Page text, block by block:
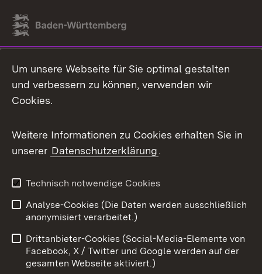
Link zum Landesportal
Um unsere Webseite für Sie optimal gestalten
und verbessern zu können, verwenden wir
Cookies.
Weitere Informationen zu Cookies erhalten Sie in
unserer Datenschutzerklärung.
Technisch notwendige Cookies
Analyse-Cookies (Die Daten werden ausschließlich
anonymisiert verarbeitet.)
Drittanbieter-Cookies (Social-Media-Elemente von
Facebook, X / Twitter und Google werden auf der
gesamten Webseite aktiviert.)